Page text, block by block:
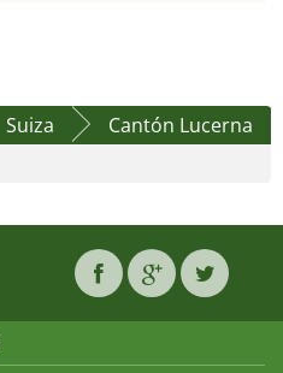
Suiza
Cantón Lucerna